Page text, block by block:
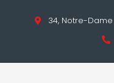
34, Notre-Dame